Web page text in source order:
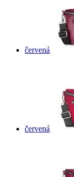
červená
červená